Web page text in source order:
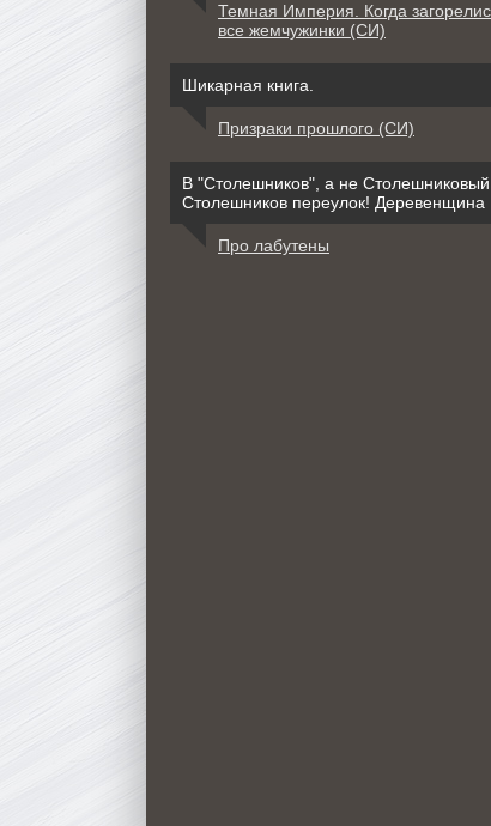
Темная Империя. Когда
все жемчужинки (СИ)
Шикарная книга.
Призраки прошлого (СИ)
В "Столешников", а не
Столешников переулок! Деревенщина
Про лабутены